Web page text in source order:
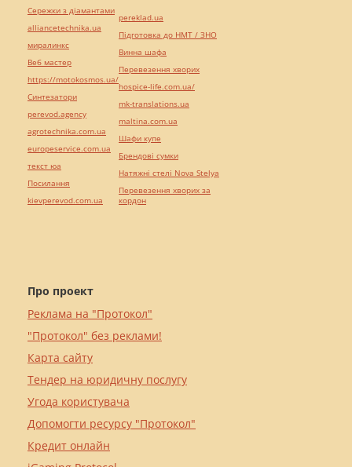
Про проект
Реклама на "Протокол"
"Протокол" без реклами!
Карта сайту
Тендер на юридичну послугу
Угода користувача
Допомогти ресурсу "Протокол"
Кредит онлайн
Сережки з діамантами
alliancetechnika.ua
миралинкс
Веб мастер
https://motokosmos.ua/
Синтезатори
perevod.agency
agrotechnika.com.ua
europeservice.com.ua
текст юа
Посилання
kievperevod.com.ua
pereklad.ua
Підготовка до НМТ / ЗНО
Винна шафа
Перевезення хворих
hospice-life.com.ua/
mk-translations.ua
maltina.com.ua
Шафи купе
Брендові сумки
Натяжні стелі Nova Stelya
Перевезення хворих за
кордон